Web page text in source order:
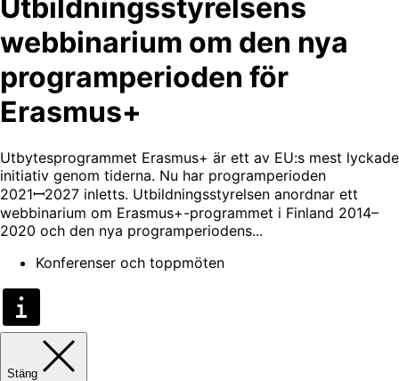
Utbildningsstyrelsens
webbinarium om den nya
programperioden för
Erasmus+
Utbytesprogrammet Erasmus+ är ett av EU:s mest lyckade
initiativ genom tiderna. Nu har programperioden
2021ꟷ2027 inletts. Utbildningsstyrelsen anordnar ett
webbinarium om Erasmus+-programmet i Finland 2014–
2020 och den nya programperiodens...
Konferenser och toppmöten
Stäng